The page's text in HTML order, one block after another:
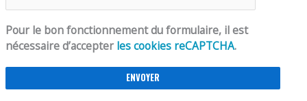
Pour le bon fonctionnement du formulaire, il est
nécessaire d’accepter les cookies reCAPTCHA.